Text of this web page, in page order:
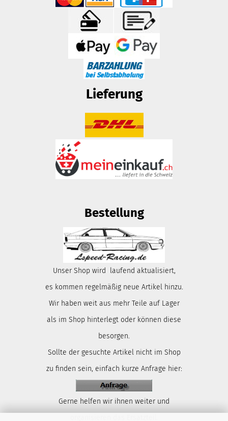
Lieferung
Bestellung
Unser Shop wird laufend aktualisiert,
es kommen regelmäßig neue Artikel hinzu.
Wir haben weit aus mehr Teile auf Lager
als im Shop hinterlegt oder können diese
besorgen.
Sollte der gesuchte Artikel nicht im Shop
zu finden sein, einfach kurze Anfrage hier:
Gerne helfen wir ihnen weiter und